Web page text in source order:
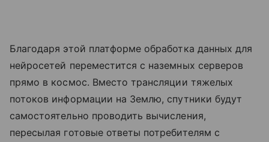
Благодаря этой платформе обработка данных для
нейросетей переместится с наземных серверов
прямо в космос. Вместо трансляции тяжелых
потоков информации на Землю, спутники будут
самостоятельно проводить вычисления,
пересылая готовые ответы потребителям с